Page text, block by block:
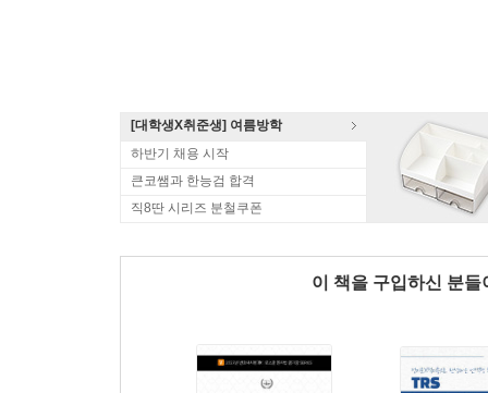
[대학생X취준생] 여름방학
하반기 채용 시작
큰코쌤과 한능검 합격
직8딴 시리즈 분철쿠폰
이 책을 구입하신 분